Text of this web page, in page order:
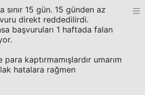
sınır 15 gün. 15 günden az
direkt reddedilirdi.
başvuruları 1 haftada falan
kaptırmamışlardır umarım
hatalara rağmen